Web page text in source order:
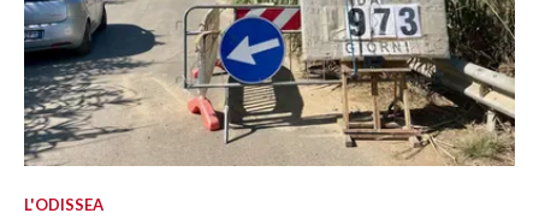
L'ODISSEA